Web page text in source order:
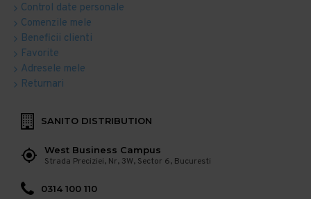
Control date personale
Comenzile mele
Beneficii clienti
Favorite
Adresele mele
Returnari
SANITO DISTRIBUTION
West Business Campus
Strada Preciziei, Nr, 3W, Sector 6, Bucuresti
0314 100 110